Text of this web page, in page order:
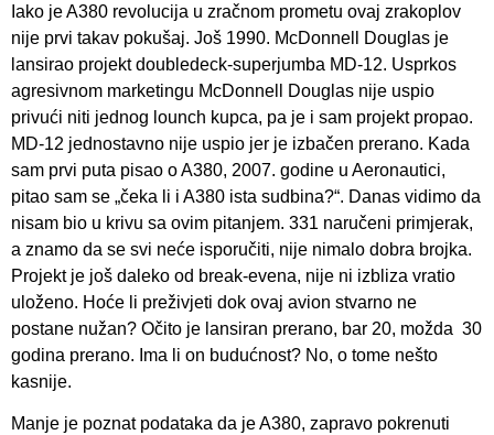
Iako je A380 revolucija u zračnom prometu ovaj zrakoplov
nije prvi takav pokušaj. Još 1990. McDonnell Douglas je
lansirao projekt doubledeck-superjumba MD-12. Usprkos
agresivnom marketingu McDonnell Douglas nije uspio
privući niti jednog lounch kupca, pa je i sam projekt propao.
MD-12 jednostavno nije uspio jer je izbačen prerano. Kada
sam prvi puta pisao o A380, 2007. godine u Aeronautici,
pitao sam se „čeka li i A380 ista sudbina?“. Danas vidimo da
nisam bio u krivu sa ovim pitanjem. 331 naručeni primjerak,
a znamo da se svi neće isporučiti, nije nimalo dobra brojka.
Projekt je još daleko od break-evena, nije ni izbliza vratio
uloženo. Hoće li preživjeti dok ovaj avion stvarno ne
postane nužan? Očito je lansiran prerano, bar 20, možda 30
godina prerano. Ima li on budućnost? No, o tome nešto
kasnije.
Manje je poznat podataka da je A380, zapravo pokrenuti